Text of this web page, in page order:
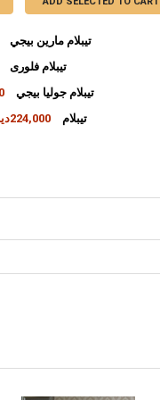
تيبلام مارين بيجي
تيبلام فلورى
تيبلام جوليا بيجي
FYJ-154 تيبلام
224,000دينار